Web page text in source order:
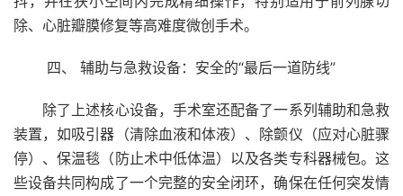
除、心脏瓣膜修复等高难度微创手术。
四、 辅助与急救设备：安全的“最后一道防线”
除了上述核心设备，手术室还配备了一系列辅助和急救
装置，如吸引器（清除血液和体液）、除颤仪（应对心脏骤
停）、保温毯（防止术中低体温）以及各类专科器械包。这
些设备共同构成了一个完整的安全闭环，确保在任何突发情